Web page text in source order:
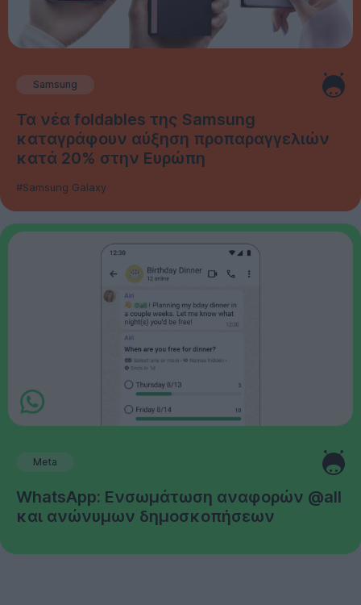
Samsung
Τα νέα foldables της Samsung
καταγράφουν αύξηση προπαραγγελιών
κατά 20% στην Ευρώπη
#Samsung Galaxy
Meta
WhatsApp: Ενσωμάτωση αναφορών @all
και ανώνυμων δημοσκοπήσεων